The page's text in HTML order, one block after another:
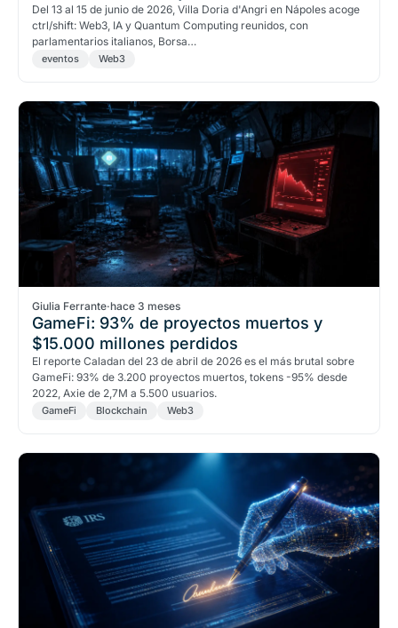
Del 13 al 15 de junio de 2026, Villa Doria d'Angri en Nápoles acoge
ctrl/shift: Web3, IA y Quantum Computing reunidos, con
parlamentarios italianos, Borsa…
eventos Web3
Giulia Ferrante·hace 3 meses
GameFi: 93% de proyectos muertos y
$15.000 millones perdidos
El reporte Caladan del 23 de abril de 2026 es el más brutal sobre
GameFi: 93% de 3.200 proyectos muertos, tokens -95% desde
2022, Axie de 2,7M a 5.500 usuarios.
GameFi Blockchain Web3